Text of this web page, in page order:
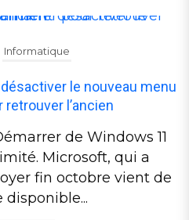
Informatique
le nouveau menu
retrouver l’ancien
de Windows 11
Microsoft, qui a
fin octobre vient de
disponible...